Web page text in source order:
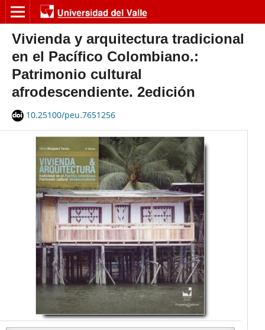
Vivienda y arquitectura tradicional
en el Pacífico Colombiano.:
Patrimonio cultural
afrodescendiente. 2edición
10.25100/peu.7651256